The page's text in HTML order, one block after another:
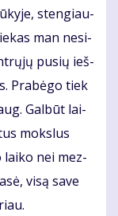
sten­giau­
man ne­si­
pu­sių ieš­
Pra­bė­go tiek
Gal­būt lai­
moks­lus
lai­ko nei mez­
vi­są sa­ve